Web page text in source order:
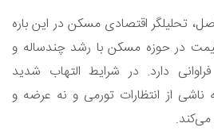
تحلیلگر اقتصادی مسکن در این باره
در حوزه مسکن با رشد چند‌ساله و
دارد. در شرایط التهاب شدید
از انتظارات تورمی و نه عرضه و